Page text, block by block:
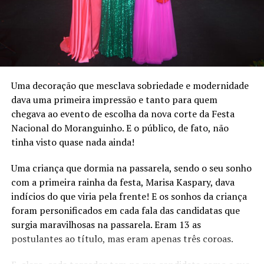
Quando questionado sobre como será pago esse déficit
financeiro, alegou estar em contato com a
municipalidade, considerando que os valores investidos
foram também em estruturas que ficam para o ente
público.
da festa e lamentaram os números, contudo lembraram
que a festa é patrimônio cultural imaterial de Bom
Princípio.
Uma decoração que mesclava sobriedade e modernidade
dava uma primeira impressão e tanto para quem
chegava ao evento de escolha da nova corte da Festa
Nacional do Moranguinho. E o público, de fato, não
tinha visto quase nada ainda!
Uma criança que dormia na passarela, sendo o seu sonho
com a primeira rainha da festa, Marisa Kaspary, dava
indícios do que viria pela frente! E os sonhos da criança
foram personificados em cada fala das candidatas que
surgia maravilhosas na passarela. Eram 13 as
postulantes ao título, mas eram apenas três coroas.